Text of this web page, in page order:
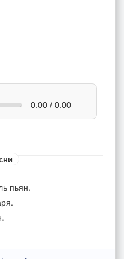
0:00 / 0:00
пьян.